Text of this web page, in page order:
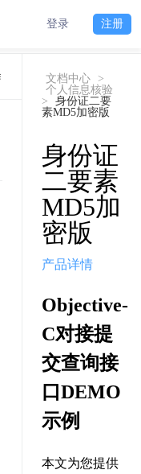
登录 注册
文档中心
>
个人信息核验
>
身份证二要
素MD5加密版
身份证
二要素
MD5加
密版
产品详情
Objective-
C对接提
交查询接
口DEMO
示例
本文为您提供